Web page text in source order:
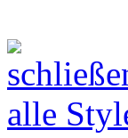
alle